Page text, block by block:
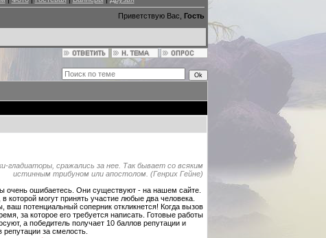
Приветствую Вас, Гость
сражались за нее. Так бывает со всяким
истинным трибуном или апостолом. (Генрих Гейне)
очень ошибаетесь. Они существуют - на нашем сайте.
которой могут принять участие любые два человека.
ваш потенциальный соперник откликнется! Когда вызов
за которое его требуется написать. Готовые работы
а победитель получает 10 баллов репутации и
за смелость.